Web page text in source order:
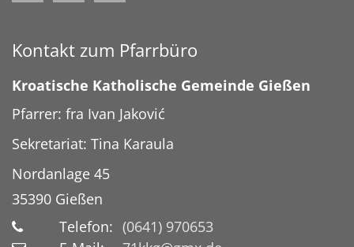
Kontakt zum Pfarrbüro
Kroatische Katholische Gemeinde Gießen
Pfarrer: fra Ivan Jaković
Sekretariat: Tina Karaula
Nordanlage 45
35390 Gießen
Telefon: (0641) 970653